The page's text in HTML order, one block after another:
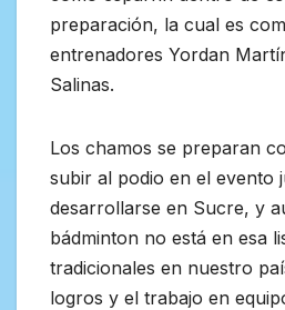
preparación, la cual es
entrenadores Yordan
Salinas.
Los chamos se preparan
subir al podio en el evento
desarrollarse en Sucre, y
bádminton no está en esa
tradicionales en nuestro
logros y el trabajo en